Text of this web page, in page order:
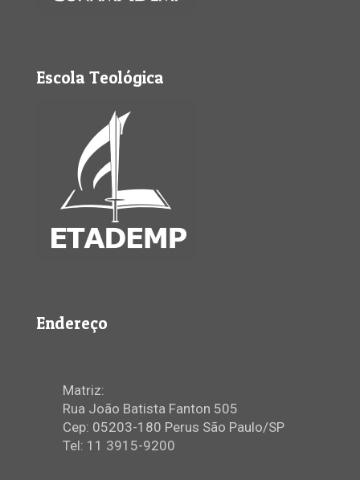
Escola Teológica
Endereço
Matriz:
Rua João Batista Fanton 505
Cep: 05203-180 Perus São Paulo/SP
Tel: 11 3915-9200